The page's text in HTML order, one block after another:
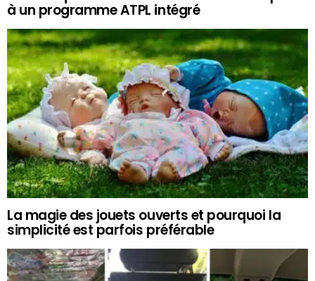
à un programme ATPL intégré
La magie des jouets ouverts et pourquoi la
simplicité est parfois préférable